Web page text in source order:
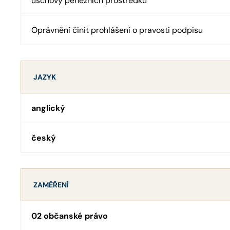
Oprávnění činit prohlášení o pravosti podpisu
JAZYK
anglický
český
ZAMĚŘENÍ
02 občanské právo